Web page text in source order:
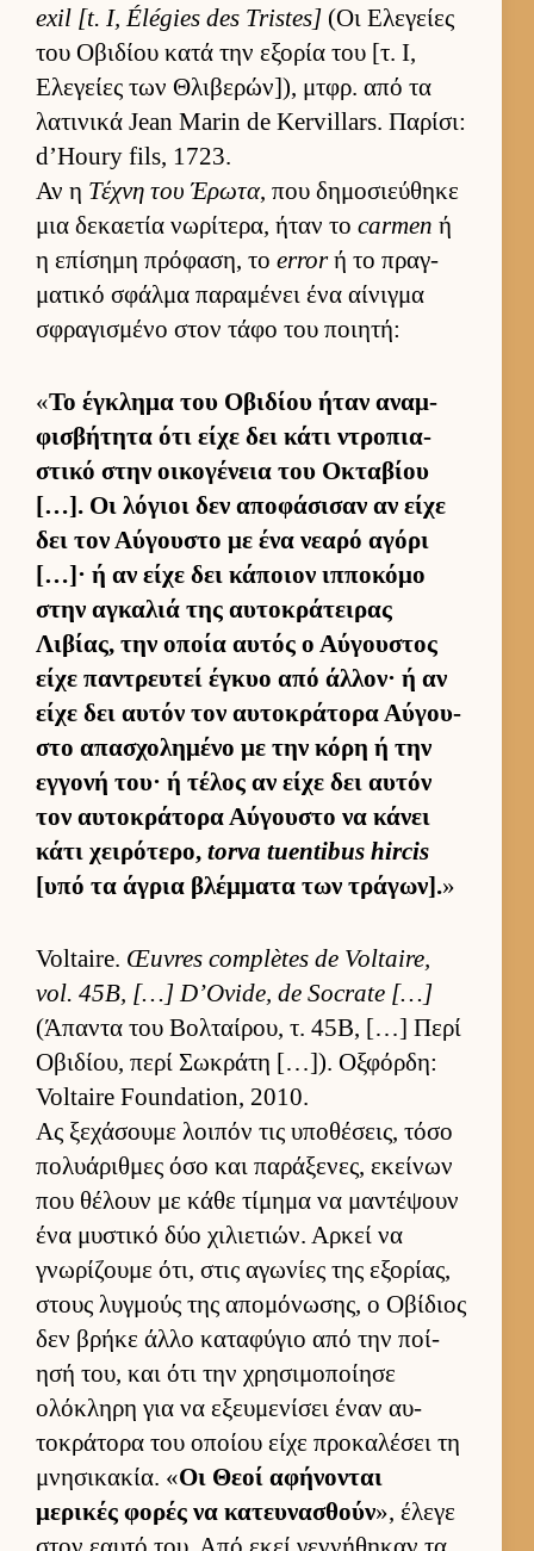
exil [t. I, Élégies des Tristes] (Οι Ελεγείες
του Οβιδίου κατά την εξορία του [τ. Ι,
Ελεγείες των Θλιβερών]), μτ­φρ. από τα
λατινικά Jean Marin de Kervillars. Παρίσι:
d’Houry fils, 1723.
Αν η Τέχνη του Έρωτα, που δημοσιεύ­θηκε
μια δεκαετία νωρίτερα, ήταν το carmen ή
η επίσημη πρόφαση, το errorή το πραγ­
ματικό σφάλμα παραμένει ένα αί­νιγμα
σφραγισμένο στον τάφο του ποι­ητή:
«Το έγκλημα του Οβιδίου ήταν αναμ­
φισβήτητα ότι είχε δει κάτι ντροπια­
στικό στην οι­κογένεια του Οκταβίου
[…]. Οι λόγιοι δεν αποφάσισαν αν είχε
δει τον Αύ­γου­στο με ένα νεαρό αγόρι
[…]· ή αν είχε δει κάποιον ιπ­ποκόμο
στην αγκαλιά της αυ­τοκράτει­ρας
Λιβίας, την οποία αυ­τός ο Αύ­γου­στος
είχε παντρευ­τεί έγκυο από άλ­λον· ή αν
είχε δει αυ­τόν τον αυ­τοκράτορα Αύ­γου­
στο απασχολημένο με την κόρη ή την
εγ­γονή του· ή τέλος αν είχε δει αυ­τόν
τον αυ­τοκράτορα Αύ­γου­στο να κάνει
κάτι χει­ρότερο, torva tuentibus hircis
[υπό τα άγρια βλέμ­ματα των τράγων].»
Voltaire. Œuvres complètes de Voltaire,
vol. 45B, […] D’Ovide, de Socrate […]
(Άπαντα του Βολ­ταί­ρου, τ. 45Β, […] Περί
Οβιδίου, περί Σωκράτη […]). Οξ­φόρ­δη:
Voltaire Foundation, 2010.
Ας ξεχάσουμε λοι­πόν τις υποθέσεις, τόσο
πολυάριθ­μες όσο και παράξενες, εκεί­νων
που θέλουν με κάθε τίμημα να μαντέψουν
ένα μυστικό δύο χιλιε­τιών. Αρ­κεί να
γνωρίζουμε ότι, στις αγωνίες της εξορίας,
στους λυγ­μούς της απομόνωσης, ο Οβίδιος
δεν βρήκε άλλο καταφύγιο από την ποί­
ησή του, και ότι την χρησιμοποί­ησε
ολόκληρη για να εξευ­μενίσει έναν αυ­
τοκράτορα του οποίου είχε προκαλέσει τη
μνησικακία. «Οι Θεοί αφήνονται
μερικές φορές να κατευ­νασθούν», έλεγε